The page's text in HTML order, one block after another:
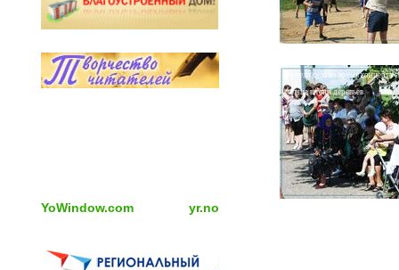
YoWindow.com yr.no
Жители села во время концерта
солнца в тени деревьев